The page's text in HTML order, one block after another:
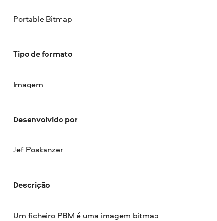
Portable Bitmap
Tipo de formato
Imagem
Desenvolvido por
Jef Poskanzer
Descrição
Um ficheiro PBM é uma imagem bitmap